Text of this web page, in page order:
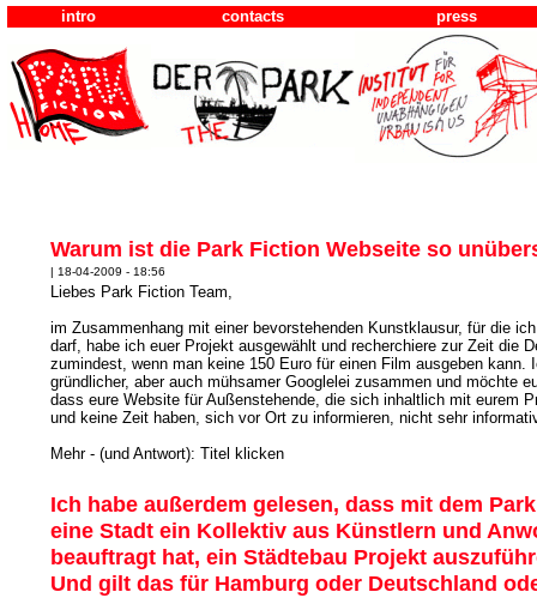
intro contacts press
Warum ist die Park Fiction Webseite so
| 18-04-2009 - 18:56
Liebes Park Fiction Team,
im Zusammenhang mit einer bevorstehenden Kunstklausur, für die
darf, habe ich euer Projekt ausgewählt und recherchiere zur Zeit die
zumindest, wenn man keine 150 Euro für einen Film ausgeben kann.
gründlicher, aber auch mühsamer Googlelei zusammen und möchte
dass eure Website für Außenstehende, die sich inhaltlich mit eurem
und keine Zeit haben, sich vor Ort zu informieren, nicht sehr
Mehr - (und Antwort): Titel klicken
Ich habe außerdem gelesen, dass mit dem
eine Stadt ein Kollektiv aus Künstlern und
beauftragt hat, ein Städtebau Projekt
Und gilt das für Hamburg oder Deutschland